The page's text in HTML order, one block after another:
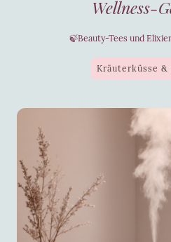
Wellness-
🍃Beauty-Tees und
Kräuterküsse